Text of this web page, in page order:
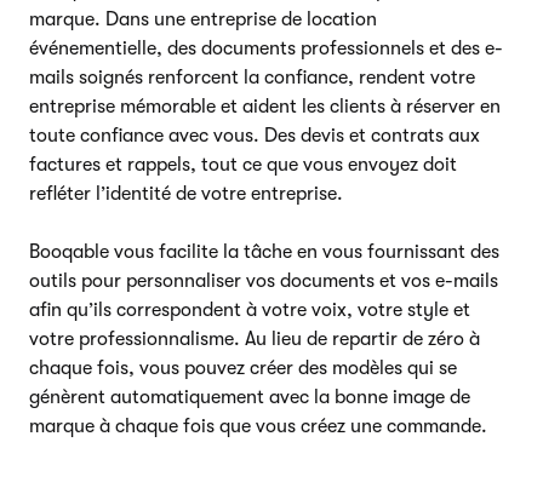
marque. Dans une entreprise de location
événementielle, des documents professionnels et des e-
mails soignés renforcent la confiance, rendent votre
entreprise mémorable et aident les clients à réserver en
toute confiance avec vous. Des devis et contrats aux
factures et rappels, tout ce que vous envoyez doit
refléter l’identité de votre entreprise.
Booqable vous facilite la tâche en vous fournissant des
outils pour personnaliser vos documents et vos e-mails
afin qu’ils correspondent à votre voix, votre style et
votre professionnalisme. Au lieu de repartir de zéro à
chaque fois, vous pouvez créer des modèles qui se
génèrent automatiquement avec la bonne image de
marque à chaque fois que vous créez une commande.